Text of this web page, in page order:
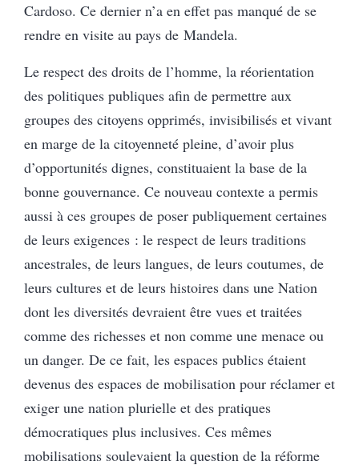
Cardoso. Ce dernier n’a en effet pas manqué de se
rendre en visite au pays de Mandela.
Le respect des droits de l’homme, la réorientation
des politiques publiques afin de permettre aux
groupes des citoyens opprimés, invisibilisés et vivant
en marge de la citoyenneté pleine, d’avoir plus
d’opportunités dignes, constituaient la base de la
bonne gouvernance. Ce nouveau contexte a permis
aussi à ces groupes de poser publiquement certaines
de leurs exigences : le respect de leurs traditions
ancestrales, de leurs langues, de leurs coutumes, de
leurs cultures et de leurs histoires dans une Nation
dont les diversités devraient être vues et traitées
comme des richesses et non comme une menace ou
un danger. De ce fait, les espaces publics étaient
devenus des espaces de mobilisation pour réclamer et
exiger une nation plurielle et des pratiques
démocratiques plus inclusives. Ces mêmes
mobilisations soulevaient la question de la réforme